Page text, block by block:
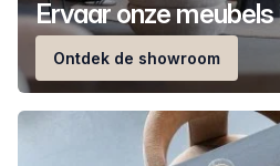
Ervaar onze
Ontdek de showroom